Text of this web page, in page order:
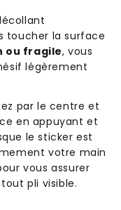
toucher la surface
ou fragile, vous
légèrement
par le centre et
en appuyant et
le sticker est
votre main
vous assurer
pli visible.